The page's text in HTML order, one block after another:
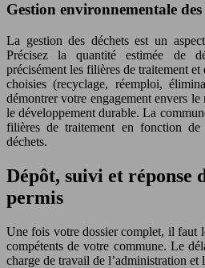
Gestion environnementale des
La gestion des déchets est un
Précisez la quantité estimée de
précisément les filières de traitement
choisies (recyclage, réemploi,
démontrer votre engagement envers le
le développement durable. La
filières de traitement en fonction
déchets.
Dépôt, suivi et réponse
permis
Une fois votre dossier complet, il faut
compétents de votre commune. Le
charge de travail de l’administration